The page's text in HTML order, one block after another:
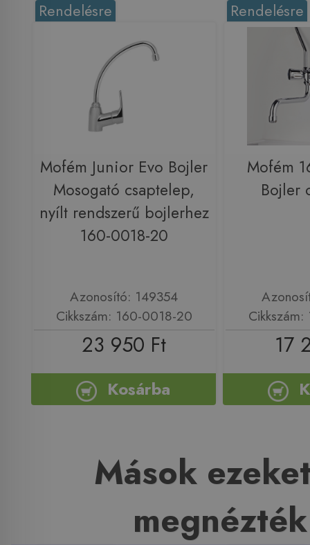
Rendelésre
Mofém Junior Evo Bojler
Mosogató csaptelep,
nyílt rendszerű bojlerhez
160-0018-20
Azonosító: 149354
Cikkszám: 160-0018-20
23 950 Ft
Kosárba
Rendelésre
Mofém
Bojler
17
Mások
megnézték